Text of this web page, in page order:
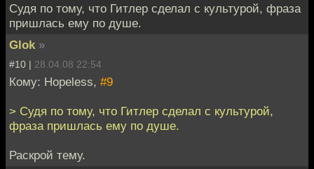
Судя по тому, что Гитлер сделал с культурой, фраза
пришлась ему по душе.
Glok »
#10 | 28.04.08 22:54
Кому: Hopeless, #9
> Судя по тому, что Гитлер сделал с культурой,
фраза пришлась ему по душе.
Раскрой тему.